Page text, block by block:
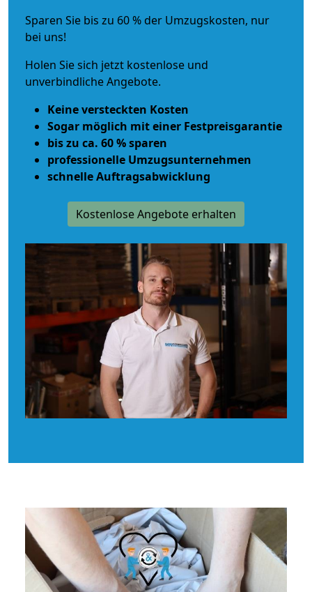
Sparen Sie bis zu 60 % der Umzugskosten, nur
bei uns!
Holen Sie sich jetzt kostenlose und
unverbindliche Angebote.
Keine versteckten Kosten
Sogar möglich mit einer Festpreisgarantie
bis zu ca. 60 % sparen
professionelle Umzugsunternehmen
schnelle Auftragsabwicklung
Kostenlose Angebote erhalten